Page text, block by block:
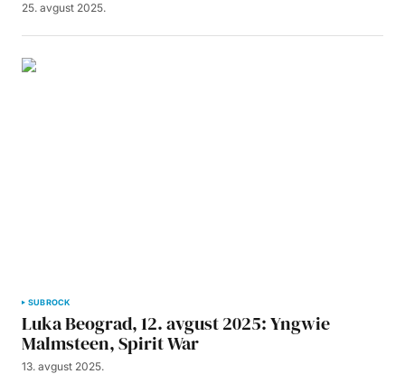
25. avgust 2025.
SUBROCK
Luka Beograd, 12. avgust 2025: Yngwie
Malmsteen, Spirit War
13. avgust 2025.